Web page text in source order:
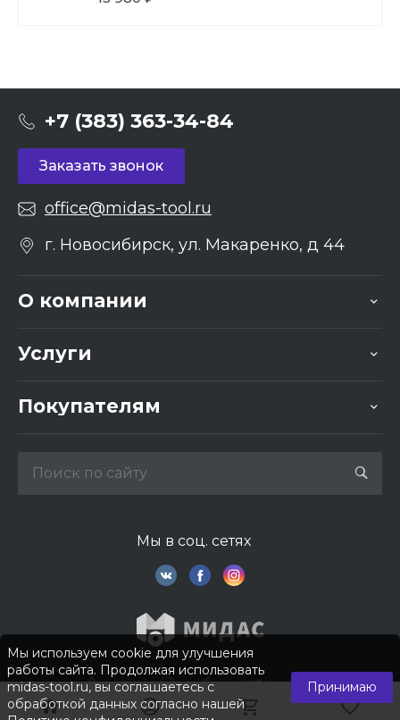
+7 (383) 363-34-84
Заказать звонок
office@midas-tool.ru
г. Новосибирск, ул. Макаренко, д 44
О компании
Услуги
Покупателям
Мы в соц. сетях
Мы используем cookie для улучшения
работы сайта. Продолжая использовать
midas-tool.ru, вы соглашаетесь с
обработкой данных согласно нашей
Принимаю